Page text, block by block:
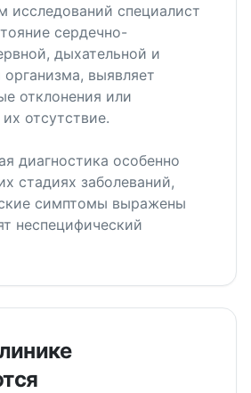
исследований специалист
сердечно-
дыхательной и
выявляет
отклонения или
отсутствие.
диагностика особенно
стадиях заболеваний,
симптомы выражены
неспецифический